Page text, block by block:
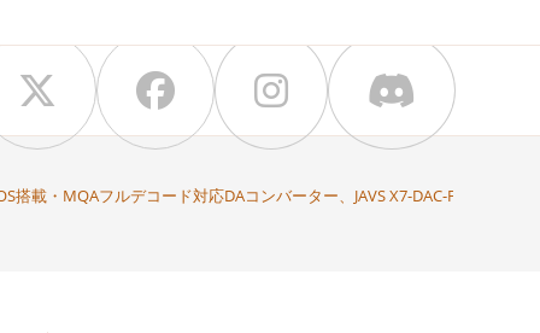
搭載・MQAフルデコード対応DAコンバーター、JAVS X7-DAC-Femto-MQA